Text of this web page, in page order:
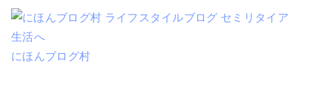
にほんブログ村